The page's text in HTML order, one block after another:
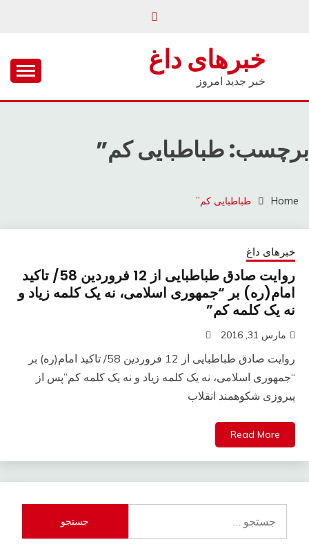
خبرهای داغ
خبر جدید امروز
برچسب: طباطبایی کم”
Home طباطبایی کم”
خبرهای داغ
روایت صادق طباطبایی از 12 فروردین 58/ تاکید
امام(ره) بر “جمهوری اسلامی، نه یک کلمه زیاد و
نه یک کلمه کم”
مارس 31, 2016
روایت صادق طباطبایی از 12 فروردین 58/ تاکید امام(ره) بر
“جمهوری اسلامی، نه یک کلمه زیاد و نه یک کلمه کم”پس از
پیروزی شکوهمند انقلاب
Read More
برای: